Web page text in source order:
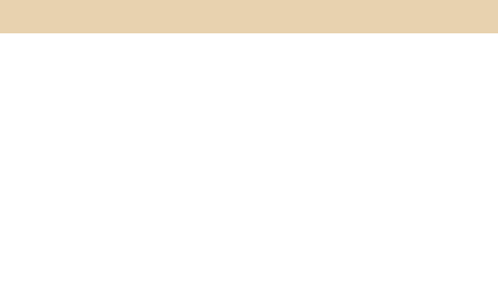
Ottieni l'accesso a tutte le funzionalità e diventa